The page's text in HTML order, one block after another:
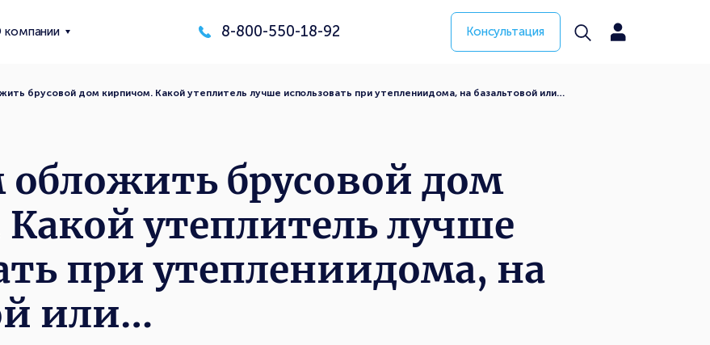
компании 8-800-550-18-92 Консультация
брусовой дом кирпичом. Какой утеплитель лучше использовать при утеплениидома, на базальтовой или…
брусовой дом
утеплитель лучше
при утеплениидома, на
или…